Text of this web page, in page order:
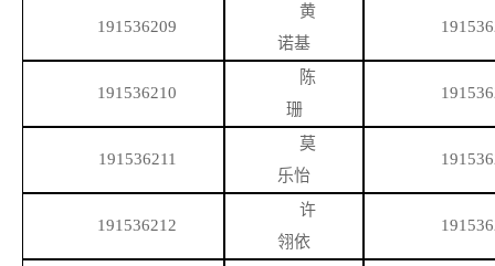
191536209
黄
诺基
191536210
陈
珊
191536211
莫
乐怡
191536212
许
翎依